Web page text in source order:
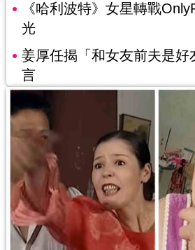
《哈利波特》女星轉戰
光
姜厚任揭「和女友前夫是好
言